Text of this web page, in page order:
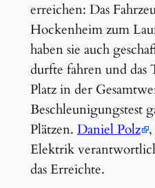
erreichen: Das
Hockenheim zum
haben sie auch
durfte fahren und das
Platz in der
Beschleunigungstest
Plätzen.Daniel Polz
Elektrik
das Erreichte.